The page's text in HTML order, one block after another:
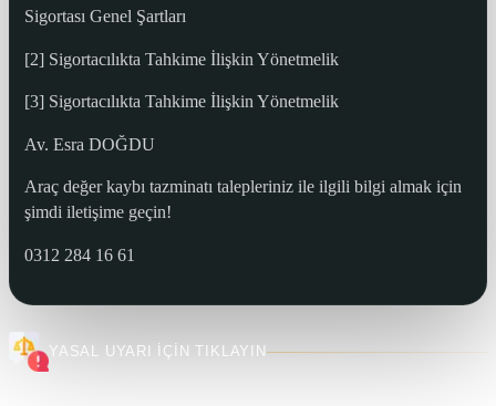
Sigortası Genel Şartları
[2] Sigortacılıkta Tahkime İlişkin Yönetmelik
[3] Sigortacılıkta Tahkime İlişkin Yönetmelik
Av. Esra DOĞDU
Araç değer kaybı tazminatı talepleriniz ile ilgili bilgi almak için
şimdi iletişime geçin!
0312 284 16 61
YASAL UYARI İÇİN TIKLAYIN